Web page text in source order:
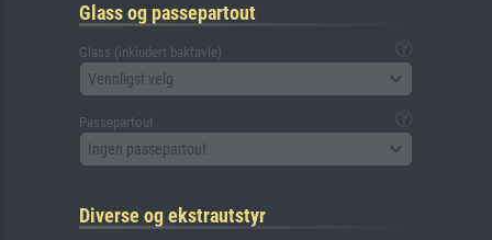
Glass og passepartout
Glass (inkludert baktavle)
Vennligst velg
Passepartout
Ingen passepartout
Diverse og ekstrautstyr